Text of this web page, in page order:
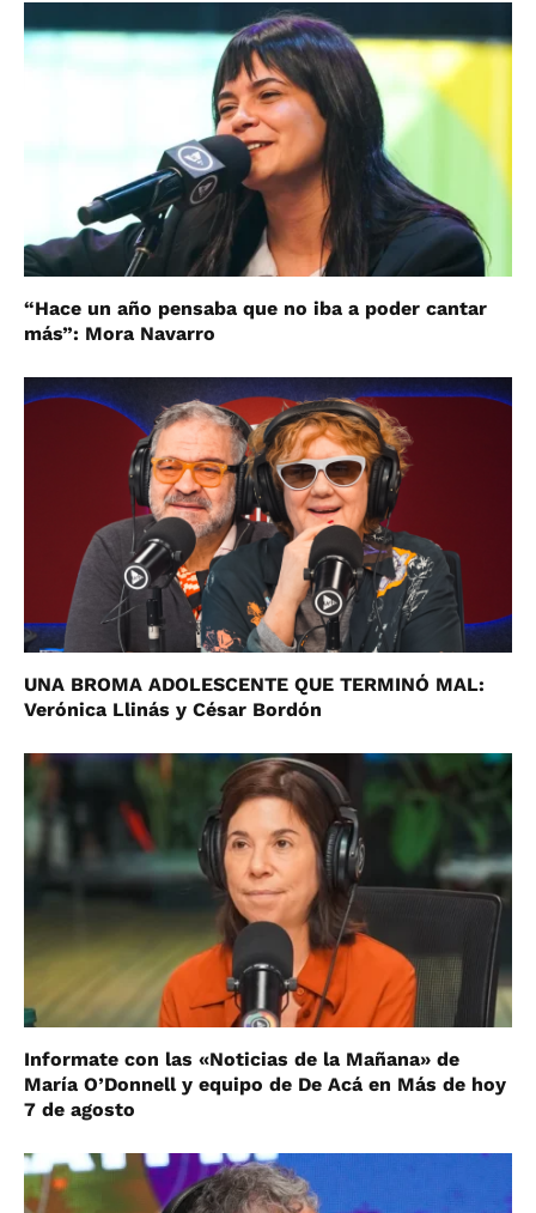
“Hace un año pensaba que no iba a poder cantar
más”: Mora Navarro
UNA BROMA ADOLESCENTE QUE TERMINÓ MAL:
Verónica Llinás y César Bordón
Informate con las «Noticias de la Mañana» de
María O’Donnell y equipo de De Acá en Más de hoy
7 de agosto